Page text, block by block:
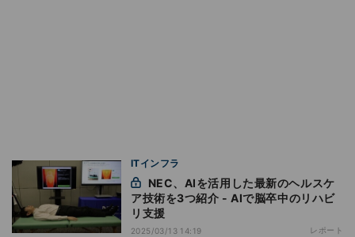
ITインフラ
ア技術を3つ紹介 - AIで脳卒中のリハビ
リ支援
2025/03/13 14:19 レポート